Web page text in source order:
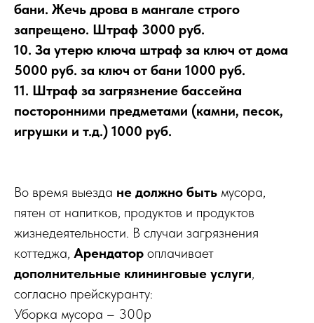
бани. Жечь дрова в мангале строго
запрещено. Штраф 3000 руб.
10. За утерю ключа штраф за ключ от дома
5000 руб. за ключ от бани 1000 руб.
11. Штраф за загрязнение бассейна
посторонними предметами (камни, песок,
игрушки и т.д.) 1000 руб.
Во время выезда не должно быть мусора,
пятен от напитков, продуктов и продуктов
жизнедеятельности. В случаи загрязнения
коттеджа, Арендатор оплачивает
дополнительные клининговые услуги,
согласно прейскуранту:
Уборка мусора – 300р